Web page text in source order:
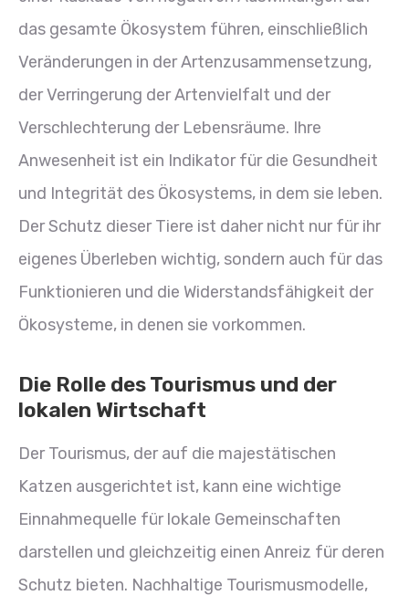
das gesamte Ökosystem führen, einschließlich
Veränderungen in der Artenzusammensetzung,
der Verringerung der Artenvielfalt und der
Verschlechterung der Lebensräume. Ihre
Anwesenheit ist ein Indikator für die Gesundheit
und Integrität des Ökosystems, in dem sie leben.
Der Schutz dieser Tiere ist daher nicht nur für ihr
eigenes Überleben wichtig, sondern auch für das
Funktionieren und die Widerstandsfähigkeit der
Ökosysteme, in denen sie vorkommen.
Die Rolle des Tourismus und der
lokalen Wirtschaft
Der Tourismus, der auf die majestätischen
Katzen ausgerichtet ist, kann eine wichtige
Einnahmequelle für lokale Gemeinschaften
darstellen und gleichzeitig einen Anreiz für deren
Schutz bieten. Nachhaltige Tourismusmodelle,